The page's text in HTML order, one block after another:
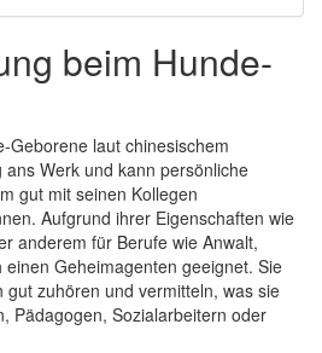
beim Hunde-
Geborene laut chinesischem
Werk und kann persönliche
gut mit seinen Kollegen
Aufgrund ihrer Eigenschaften wie
anderem für Berufe wie Anwalt,
Geheimagenten geeignet. Sie
zuhören und vermitteln, was sie
Pädagogen, Sozialarbeitern oder